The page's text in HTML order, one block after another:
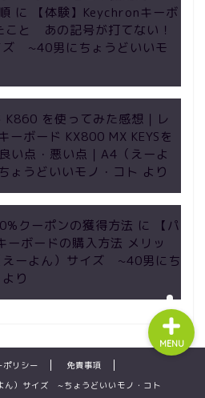
に
【体験】Keychronキーボ
こと あの記号が打てない！
ズ ~40男にちょうどいいモ
K860 を使ってみた感想｜レ
ーボード KX800 MX KEYSを
い点・悪い点｜A4（えーよ
うどいいモノ・コト より
クーポンの獲得方法 に
【パ
ボードの購入方法 メリッ
えーよん）サイズ ~40男にち
より
ポリシー
免責事項
）サイズ ~ちょうどいいモノ・コト
MENU
グッズ
ライフ
トラベル
超話題